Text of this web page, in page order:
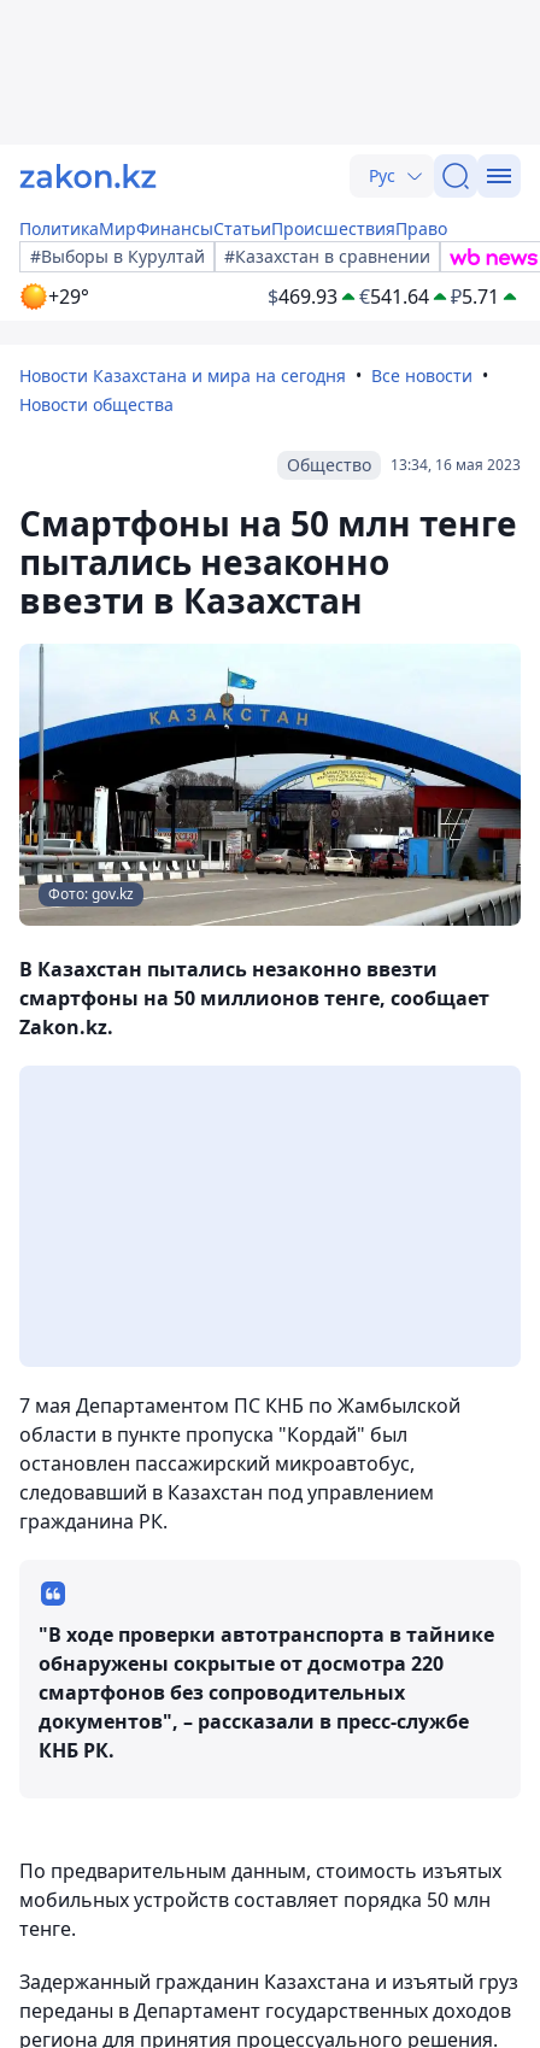
Рус
ПолитикаМирФинансыСтатьиПроисшествияПраво
#Выборы в Курултай
#Казахстан в сравнении
+29° $469.93 €541.64 ₽5.71
Новости Казахстана и мира на сегодня
Все новости
Новости общества
13:34, 16 мая 2023
Общество
Смартфоны на 50 млн тенге
пытались незаконно
ввезти в Казахстан
Фото: gov.kz
В Казахстан пытались незаконно ввезти
смартфоны на 50 миллионов тенге, сообщает
Zakon.kz.
7 мая Департаментом ПС КНБ по Жамбылской
области в пункте пропуска "Кордай" был
остановлен пассажирский микроавтобус,
следовавший в Казахстан под управлением
гражданина РК.
"В ходе проверки автотранспорта в тайнике
обнаружены сокрытые от досмотра 220
смартфонов без сопроводительных
документов", – рассказали в пресс-службе
КНБ РК.
По предварительным данным, стоимость изъятых
мобильных устройств составляет порядка 50 млн
тенге.
Задержанный гражданин Казахстана и изъятый груз
переданы в Департамент государственных доходов
региона для принятия процессуального решения.